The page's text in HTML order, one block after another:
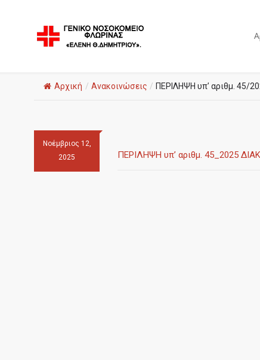
Αρχική / Ανακοινώσεις / ΠΕΡΙΛΗΨΗ υπ’ αριθμ. 45/
Νοέμβριος 12,
2025
ΠΕΡΙΛΗΨΗ υπ’ αριθμ. 45_2025